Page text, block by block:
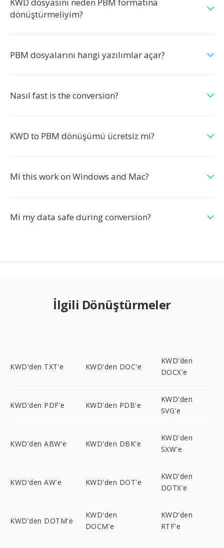
dönüştürmeliyim?
PBM dosyalarını hangi yazılımlar açar?
Nasıl fast is the conversion?
KWD to PBM dönüşümü ücretsiz mi?
Mi this work on Windows and Mac?
Mi my data safe during conversion?
İlgili Dönüştürmeler
KWD'den TXT'e KWD'den DOC'e
KWD'den
DOCX'e
KWD'den PDF'e KWD'den PDB'e
KWD'den
SVG'e
KWD'den ABW'e KWD'den DBK'e
KWD'den
SXW'e
KWD'den AW'e KWD'den DOT'e
KWD'den
DOTX'e
KWD'den DOTM'e
KWD'den
DOCM'e
KWD'den
RTF'e